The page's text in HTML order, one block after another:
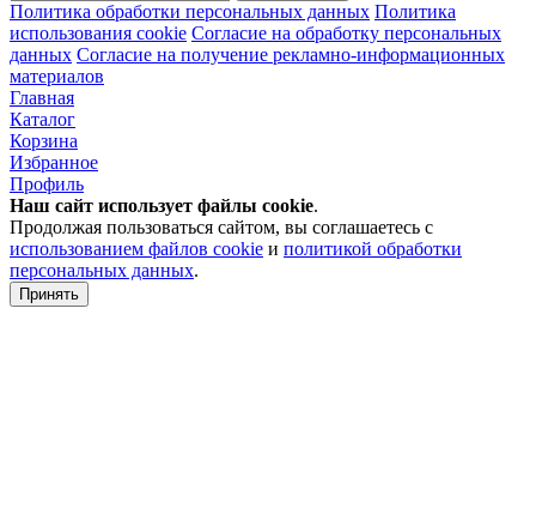
Политика обработки персональных данных Политика
использования cookie Согласие на обработку персональных
данных Согласие на получение рекламно-информационных
материалов
Главная
Каталог
Корзина
Избранное
Профиль
Наш сайт использует файлы cookie.
Продолжая пользоваться сайтом, вы соглашаетесь с
использованием файлов cookie и политикой обработки
персональных данных.
Принять